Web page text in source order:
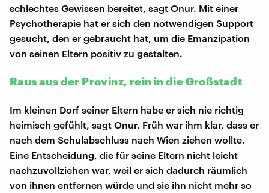
schlechtes Gewissen bereitet, sagt Onur. Mit einer
Psychotherapie hat er sich den notwendigen Support
gesucht, den er gebraucht hat, um die Emanzipation
von seinen Eltern positiv zu gestalten.
Raus aus der Provinz, rein in die Großstadt
Im kleinen Dorf seiner Eltern habe er sich nie richtig
heimisch gefühlt, sagt Onur. Früh war ihm klar, dass er
nach dem Schulabschluss nach Wien ziehen wollte.
Eine Entscheidung, die für seine Eltern nicht leicht
nachzuvollziehen war, weil er sich dadurch räumlich
von ihnen entfernen würde und sie ihn nicht mehr so